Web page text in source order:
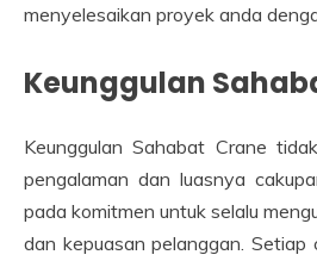
menyelesaikan proyek anda
Keunggulan
Keunggulan Sahabat Crane
pengalaman dan luasnya
pada komitmen untuk selalu
dan kepuasan pelanggan.